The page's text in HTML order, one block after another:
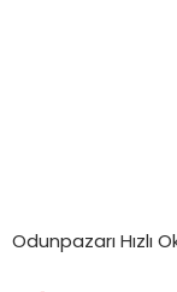
Odunpazarı Hızlı